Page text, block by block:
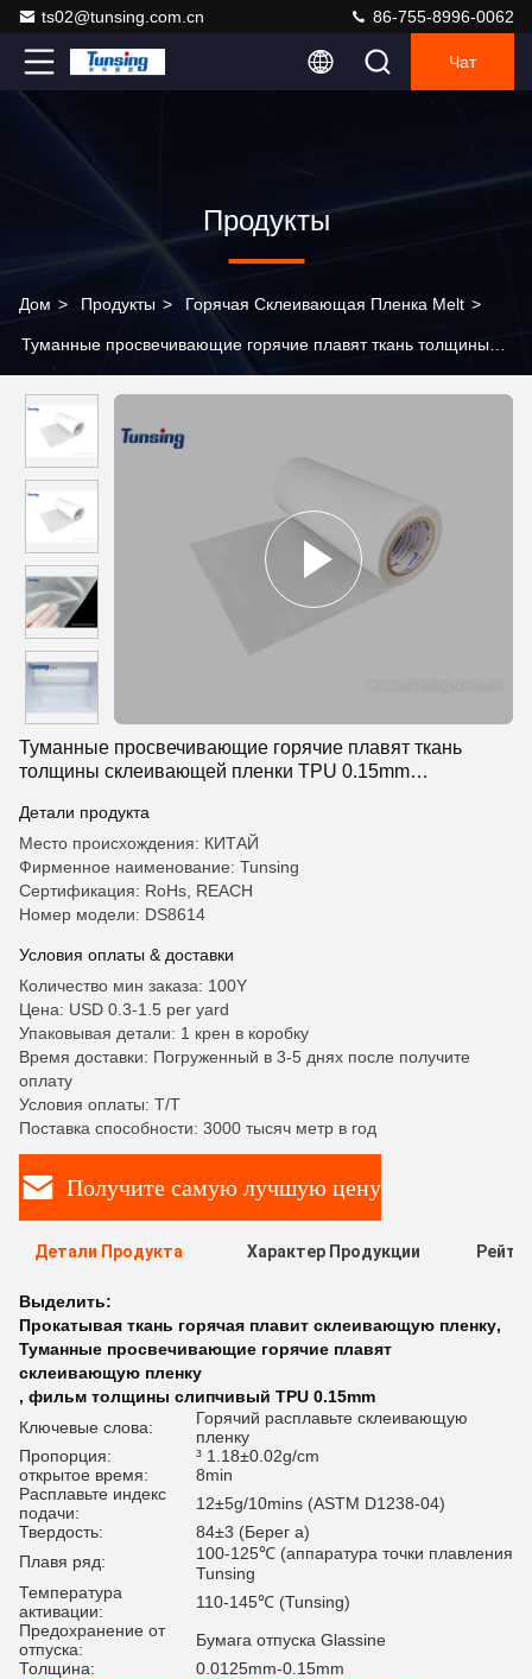
ts02@tunsing.com.cn 86-755-8996-0062
Чат
Продукты
Дом > Продукты > Горячая Склеивающая Пленка Melt >
Туманные просвечивающие горячие плавят ткань толщины
Туманные просвечивающие горячие плавят ткань
толщины склеивающей пленки TPU 0.15mm
Детали продукта
Место происхождения: КИТАЙ
Фирменное наименование: Tunsing
Сертификация: RoHs, REACH
Номер модели: DS8614
Условия оплаты & доставки
Количество мин заказа: 100Y
Цена: USD 0.3-1.5 per yard
Упаковывая детали: 1 крен в коробку
Время доставки: Погруженный в 3-5 днях после получите
оплату
Условия оплаты: T/T
Поставка способности: 3000 тысяч метр в год
Получите самую лучшую цену
Детали Продукта Характер Продукции
Выделить:
Прокатывая ткань горячая плавит склеивающую пленку,
Туманные просвечивающие горячие плавят
склеивающую пленку
, фильм толщины слипчивый TPU 0.15mm
Ключевые слова:
Горячий расплавьте склеивающую
пленку
Пропорция:
³ 1.18±0.02g/cm
открытое время:
8min
Расплавьте индекс
подачи:
12±5g/10mins (ASTM D1238-04)
Твердость:
84±3 (Берег a)
Плавя ряд:
100-125℃ (аппаратура точки плавления
Tunsing
Температура
активации:
110-145℃ (Tunsing)
Предохранение от
отпуска:
Бумага отпуска Glassine
Толщина:
0.0125mm-0.15mm